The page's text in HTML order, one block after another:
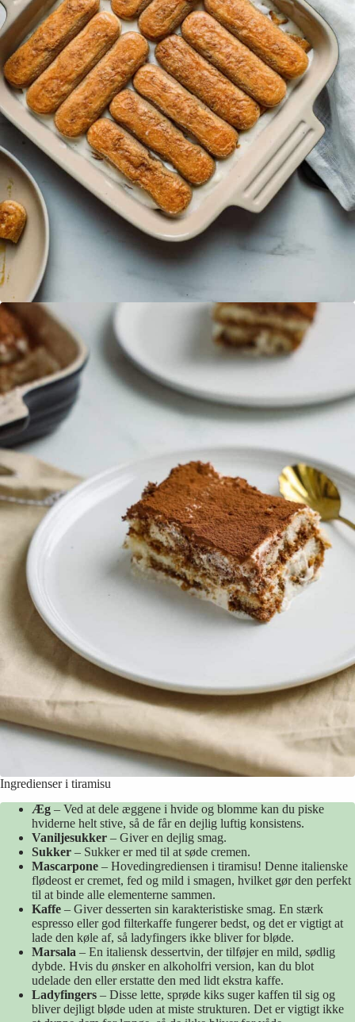
Ingredienser i tiramisu
Æg – Ved at dele æggene i hvide og blomme kan du piske
hviderne helt stive, så de får en dejlig luftig konsistens.
Vaniljesukker – Giver en dejlig smag.
Sukker – Sukker er med til at søde cremen.
Mascarpone – Hovedingrediensen i tiramisu! Denne italienske
flødeost er cremet, fed og mild i smagen, hvilket gør den perfekt
til at binde alle elementerne sammen.
Kaffe – Giver desserten sin karakteristiske smag. En stærk
espresso eller god filterkaffe fungerer bedst, og det er vigtigt at
lade den køle af, så ladyfingers ikke bliver for bløde.
Marsala – En italiensk dessertvin, der tilføjer en mild, sødlig
dybde. Hvis du ønsker en alkoholfri version, kan du blot
udelade den eller erstatte den med lidt ekstra kaffe.
Ladyfingers – Disse lette, sprøde kiks suger kaffen til sig og
bliver dejligt bløde uden at miste strukturen. Det er vigtigt ikke